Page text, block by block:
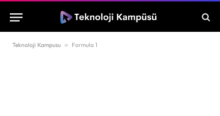
Teknoloji Kampusu » Formula 1